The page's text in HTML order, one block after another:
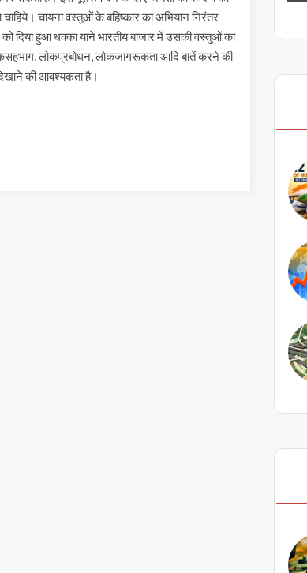
चायना वस्तुओं के बहिष्कार का अभियान निरंतर
दिया हुआ धक्का याने भारतीय बाजार में उसकी वस्तुओं का
लोकप्रबोधन, लोकजागरूकता आदि बातें करने की
की आवश्यकता है।